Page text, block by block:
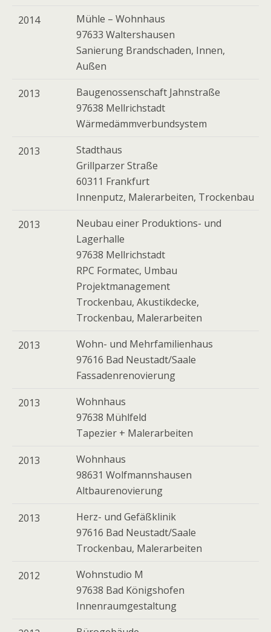
2014
Mühle – Wohnhaus
97633 Waltershausen
Sanierung Brandschaden, Innen,
Außen
2013
Baugenossenschaft Jahnstraße
97638 Mellrichstadt
Wärmedämmverbundsystem
2013
Stadthaus
Grillparzer Straße
60311 Frankfurt
Innenputz, Malerarbeiten, Trockenbau
2013
Neubau einer Produktions- und
Lagerhalle
97638 Mellrichstadt
RPC Formatec, Umbau
Projektmanagement
Trockenbau, Akustikdecke,
Trockenbau, Malerarbeiten
2013
Wohn- und Mehrfamilienhaus
97616 Bad Neustadt/Saale
Fassadenrenovierung
2013
Wohnhaus
97638 Mühlfeld
Tapezier + Malerarbeiten
2013
Wohnhaus
98631 Wolfmannshausen
Altbaurenovierung
2013
Herz- und Gefäßklinik
97616 Bad Neustadt/Saale
Trockenbau, Malerarbeiten
2012
Wohnstudio M
97638 Bad Königshofen
Innenraumgestaltung